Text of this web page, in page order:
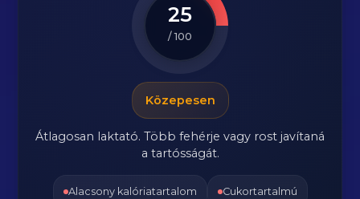
25
/ 100
Közepesen
Átlagosan laktató. Több fehérje vagy rost javítaná
a tartósságát.
Alacsony kalóriatartalom Cukortartalmú